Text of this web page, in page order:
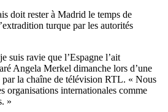
doit rester à Madrid le temps de
turque par les autorités
suis ravie que l’Espagne l’ait
Angela Merkel dimanche lors d’une
la chaîne de télévision RTL. « Nous
organisations internationales comme
»